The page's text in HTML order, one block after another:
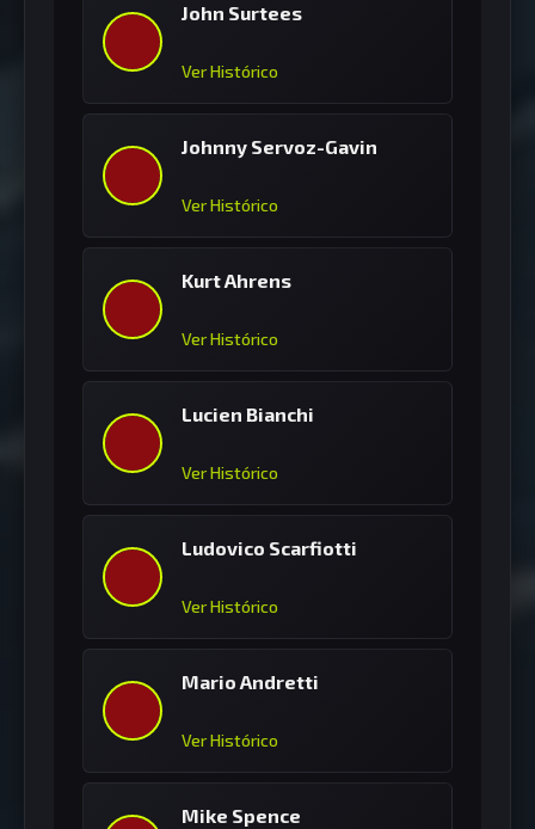
John Surtees
Ver Histórico
Johnny Servoz-Gavin
Ver Histórico
Kurt Ahrens
Ver Histórico
Lucien Bianchi
Ver Histórico
Ludovico Scarfiotti
Ver Histórico
Mario Andretti
Ver Histórico
Mike Spence